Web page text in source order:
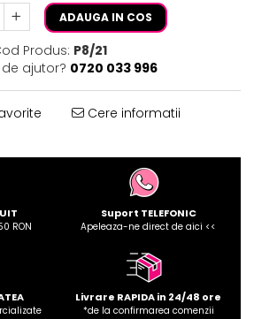
ADAUGA IN COS
Produs: P8/21
ajutor? 0720 033 996
Cere informatii
RON
Suport TELEFONIC
Apeleaza-ne direct de aici <<
Livrare RAPIDA in 24/48 ore
*de la confirmarea comenzii